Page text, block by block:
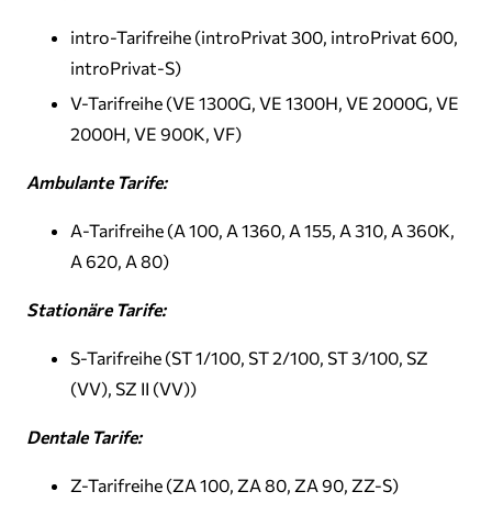
intro-Tarifreihe (introPrivat 300, introPrivat 600,
introPrivat-S)
V-Tarifreihe (VE 1300G, VE 1300H, VE 2000G, VE
2000H, VE 900K, VF)
Ambulante Tarife:
A-Tarifreihe (A 100, A 1360, A 155, A 310, A 360K,
A 620, A 80)
Stationäre Tarife:
S-Tarifreihe (ST 1/100, ST 2/100, ST 3/100, SZ
(VV), SZ II (VV))
Dentale Tarife:
Z-Tarifreihe (ZA 100, ZA 80, ZA 90, ZZ-S)